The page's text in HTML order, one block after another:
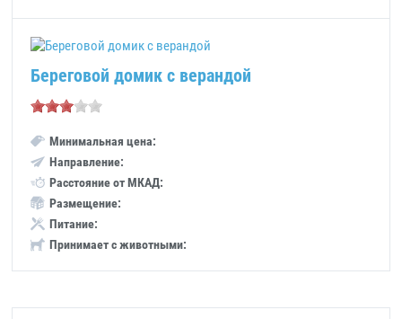
Береговой домик с верандой
Минимальная цена:
Направление:
Расстояние от МКАД:
Размещение:
Питание:
Принимает с животными: